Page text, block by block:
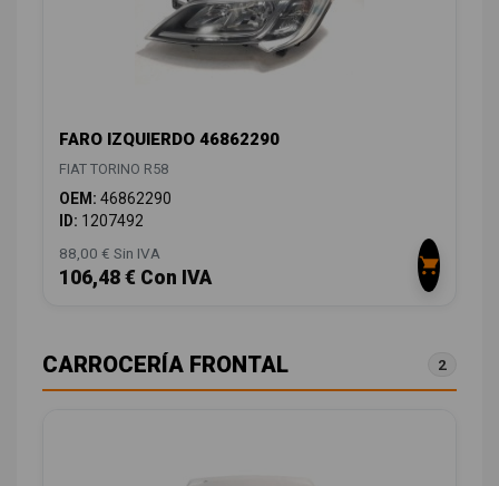
FARO IZQUIERDO 46862290
FIAT TORINO R58
OEM: 46862290
ID: 1207492
88,00 € Sin IVA
106,48 € Con IVA
CARROCERÍA FRONTAL 2